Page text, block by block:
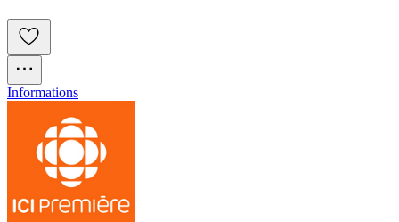
Informations